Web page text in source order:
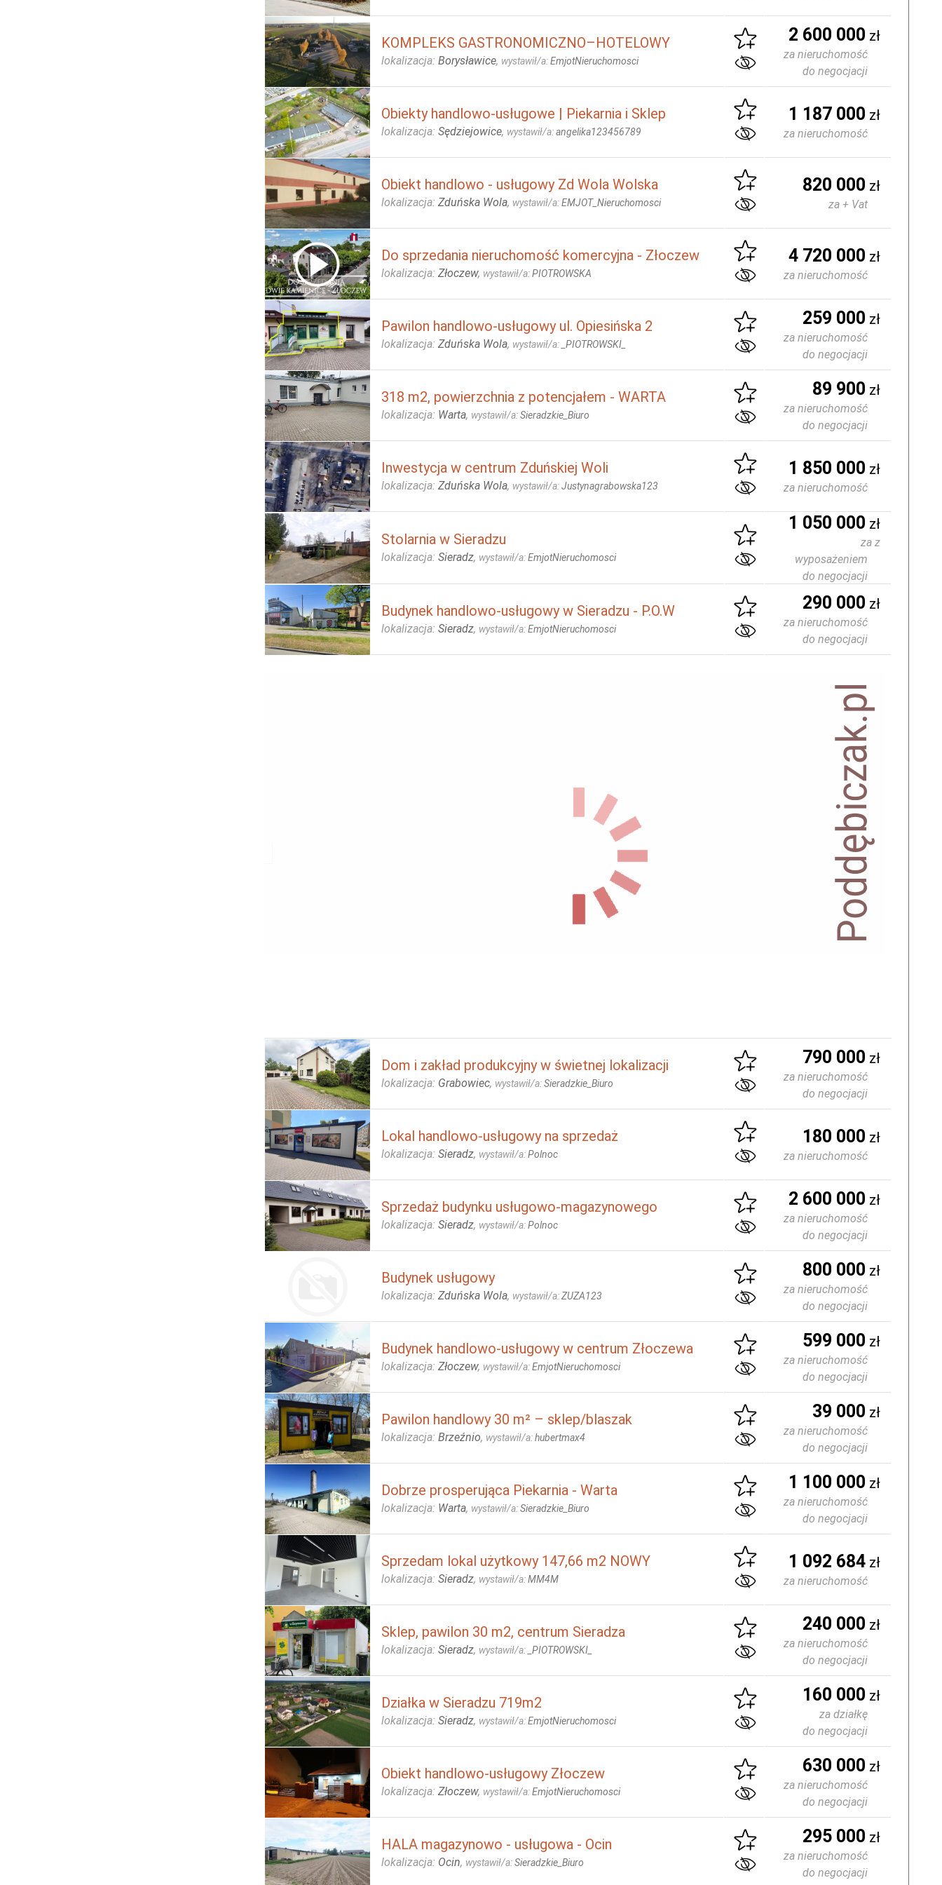
KOMPLEKS GASTRONOMICZNO–HOTELOWY
lokalizacja: Borysławice, wystawił/a:EmjotNieruchomosci
2 600 000 zł
za nieruchomość
do negocjacji
Obiekty handlowo-usługowe | Piekarnia i Sklep
lokalizacja: Sędziejowice, wystawił/a:angelika123456789
1 187 000 zł
za nieruchomość
Obiekt handlowo - usługowy Zd Wola Wolska
lokalizacja: Zduńska Wola, wystawił/a:EMJOT_Nieruchomosci
820 000 zł
za + Vat
Do sprzedania nieruchomość komercyjna - Złoczew
lokalizacja: Złoczew, wystawił/a:PIOTROWSKA
4 720 000 zł
za nieruchomość
Pawilon handlowo-usługowy ul. Opiesińska 2
lokalizacja: Zduńska Wola, wystawił/a: _PIOTROWSKI_
259 000 zł
za nieruchomość
do negocjacji
318 m2, powierzchnia z potencjałem - WARTA
lokalizacja: Warta, wystawił/a:Sieradzkie_Biuro
89 900 zł
za nieruchomość
do negocjacji
Inwestycja w centrum Zduńskiej Woli
lokalizacja: Zduńska Wola, wystawił/a:Justynagrabowska123
1 850 000 zł
za nieruchomość
Stolarnia w Sieradzu
lokalizacja: Sieradz, wystawił/a:EmjotNieruchomosci
1 050 000 zł
za z
wyposażeniem
do negocjacji
Budynek handlowo-usługowy w Sieradzu - P.O.W
lokalizacja: Sieradz, wystawił/a:EmjotNieruchomosci
290 000 zł
za nieruchomość
do negocjacji
Dom i zakład produkcyjny w świetnej lokalizacji
lokalizacja: Grabowiec, wystawił/a:Sieradzkie_Biuro
790 000 zł
za nieruchomość
do negocjacji
Lokal handlowo-usługowy na sprzedaż
lokalizacja: Sieradz, wystawił/a:Polnoc
180 000 zł
za nieruchomość
Sprzedaż budynku usługowo-magazynowego
lokalizacja: Sieradz, wystawił/a:Polnoc
2 600 000 zł
za nieruchomość
do negocjacji
Budynek usługowy
lokalizacja: Zduńska Wola, wystawił/a:ZUZA123
800 000 zł
za nieruchomość
do negocjacji
Budynek handlowo-usługowy w centrum Złoczewa
lokalizacja: Złoczew, wystawił/a:EmjotNieruchomosci
599 000 zł
za nieruchomość
do negocjacji
Pawilon handlowy 30 m² – sklep/blaszak
lokalizacja: Brzeźnio, wystawił/a:hubertmax4
39 000 zł
za nieruchomość
do negocjacji
Dobrze prosperująca Piekarnia - Warta
lokalizacja: Warta, wystawił/a:Sieradzkie_Biuro
1 100 000 zł
za nieruchomość
do negocjacji
Sprzedam lokal użytkowy 147,66 m2 NOWY
lokalizacja: Sieradz, wystawił/a:MM4M
1 092 684 zł
za nieruchomość
Sklep, pawilon 30 m2, centrum Sieradza
lokalizacja: Sieradz, wystawił/a: _PIOTROWSKI_
240 000 zł
za nieruchomość
do negocjacji
Działka w Sieradzu 719m2
lokalizacja: Sieradz, wystawił/a:EmjotNieruchomosci
160 000 zł
za działkę
do negocjacji
Obiekt handlowo-usługowy Złoczew
lokalizacja: Złoczew, wystawił/a:EmjotNieruchomosci
630 000 zł
za nieruchomość
do negocjacji
HALA magazynowo - usługowa - Ocin
lokalizacja: Ocin, wystawił/a:Sieradzkie_Biuro
295 000 zł
za nieruchomość
do negocjacji